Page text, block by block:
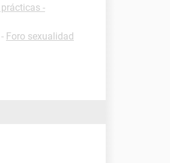
-
- Foro sexualidad